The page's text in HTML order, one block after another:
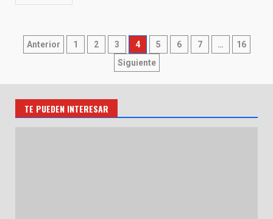
Paginación
entradas
Anterior 1 2 3 4 5 6 7 …
16
Siguiente
TE PUEDEN INTERESAR